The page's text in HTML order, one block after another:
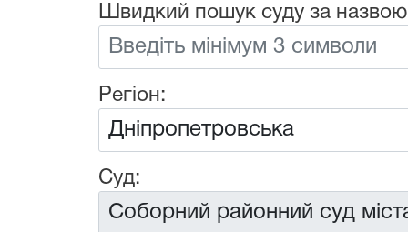
Швидкий пошук суду за
Регіон:
Суд: